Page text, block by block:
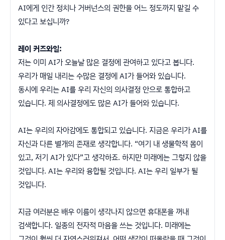
AI에게 인간 정치나 거버넌스의 권한을 어느 정도까지 맡길 수
있다고 보십니까?
레이 커즈와일:
저는 이미 AI가 오늘날 많은 결정에 관여하고 있다고 봅니다.
우리가 매일 내리는 수많은 결정에 AI가 들어와 있습니다.
동시에 우리는 AI를 우리 자신의 의사결정 안으로 통합하고
있습니다. 제 의사결정에도 많은 AI가 들어와 있습니다.
AI는 우리의 자아감에도 통합되고 있습니다. 지금은 우리가 AI를
자신과 다른 별개의 존재로 생각합니다. “여기 내 생물학적 몸이
있고, 저기 AI가 있다”고 생각하죠. 하지만 미래에는 그렇지 않을
것입니다. AI는 우리와 융합될 것입니다. AI는 우리 일부가 될
것입니다.
지금 여러분은 배우 이름이 생각나지 않으면 휴대폰을 꺼내
검색합니다. 일종의 전자적 마음을 쓰는 것입니다. 미래에는